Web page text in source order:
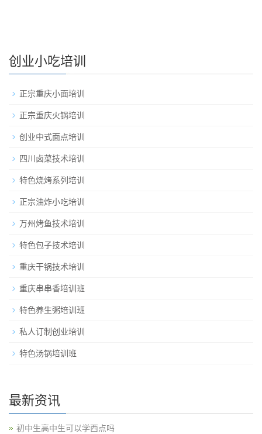
创业小吃培训
正宗重庆小面培训
正宗重庆火锅培训
创业中式面点培训
四川卤菜技术培训
特色烧烤系列培训
正宗油炸小吃培训
万州烤鱼技术培训
特色包子技术培训
重庆干锅技术培训
重庆串串香培训班
特色养生粥培训班
私人订制创业培训
特色汤锅培训班
最新资讯
初中生高中生可以学西点吗